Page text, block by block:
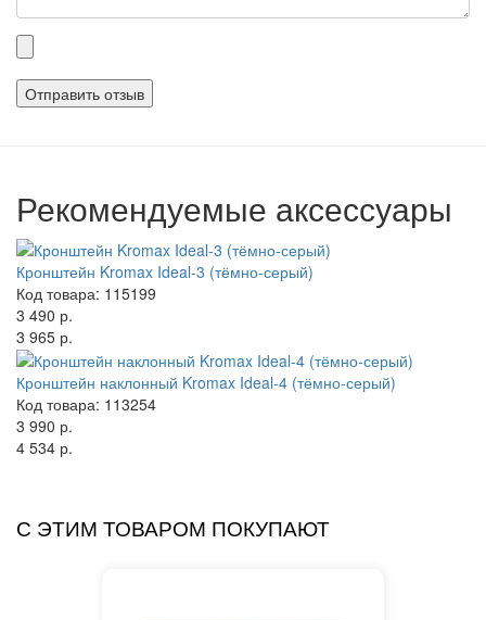
Прикрепленные
файлы
Рекомендуемые аксессуары
Кронштейн Kromax Ideal-3 (тёмно-серый)
Код товара: 115199
3 490 р.
3 965 р.
Кронштейн наклонный Kromax Ideal-4 (тёмно-серый)
Код товара: 113254
3 990 р.
4 534 р.
С ЭТИМ ТОВАРОМ ПОКУПАЮТ